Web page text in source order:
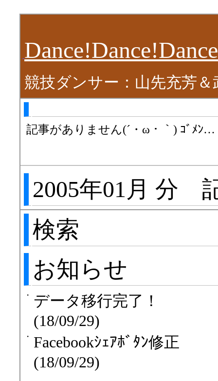
競技ダンサー：山先充芳
記事がありません(´・ω・｀) ｺﾞﾒﾝ…
2005年01月 分
検索
お知らせ
・
データ移行完了！
(18/09/29)
・
Facebookｼｪｱﾎﾞﾀﾝ修正
(18/09/29)